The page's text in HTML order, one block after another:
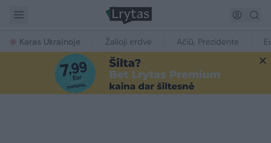
Karas Ukrainoje Žalioji erdvė Ačiū, Prezidente